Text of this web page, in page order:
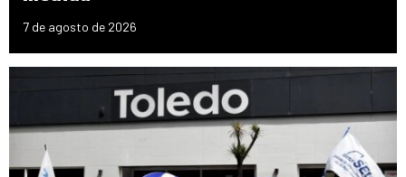
7 de agosto de 2026